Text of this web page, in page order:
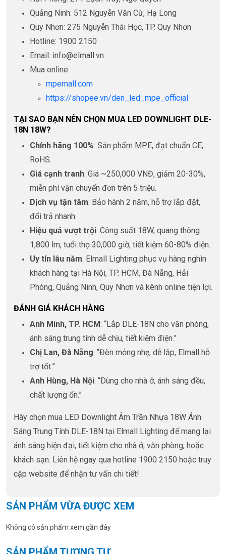
Quảng Ninh: 512 Nguyễn Văn Cừ, Hạ Long
Quy Nhơn: 275 Nguyễn Thái Học, TP. Quy Nhơn
Hotline: 1900 2150
Email: info@elmall.vn
Mua online:
mpemall.com
https://shopee.vn/den_led_mpe_official
TẠI SAO BẠN NÊN CHỌN MUA LED DOWNLIGHT DLE-
18N 18W?
Chính hãng 100%: Sản phẩm MPE, đạt chuẩn CE,
RoHS.
Giá cạnh tranh: Giá ~250,000 VNĐ, giảm 20-30%,
miễn phí vận chuyển đơn trên 5 triệu.
Dịch vụ tận tâm: Bảo hành 2 năm, hỗ trợ lắp đặt,
đổi trả nhanh.
Hiệu quả vượt trội: Công suất 18W, quang thông
1,800 lm, tuổi thọ 30,000 giờ, tiết kiệm 60-80% điện.
Uy tín lâu năm: Elmall Lighting phục vụ hàng nghìn
khách hàng tại Hà Nội, TP. HCM, Đà Nẵng, Hải
Phòng, Quảng Ninh, Quy Nhơn và kênh online tiện lợi.
ĐÁNH GIÁ KHÁCH HÀNG
Anh Minh, TP. HCM: “Lắp DLE-18N cho văn phòng,
ánh sáng trung tính dễ chịu, tiết kiệm điện.”
Chị Lan, Đà Nẵng: “Đèn mỏng nhẹ, dễ lắp, Elmall hỗ
trợ tốt.”
Anh Hùng, Hà Nội: “Dùng cho nhà ở, ánh sáng đều,
chất lượng ổn.”
Hãy chọn mua LED Downlight Âm Trần Nhựa 18W Ánh
Sáng Trung Tính DLE-18N tại Elmall Lighting để mang lại
ánh sáng hiện đại, tiết kiệm cho nhà ở, văn phòng, hoặc
khách sạn. Liên hệ ngay qua hotline 1900 2150 hoặc truy
cập website để nhận tư vấn chi tiết!
SẢN PHẨM VỪA ĐƯỢC XEM
Không có sản phẩm xem gần đây